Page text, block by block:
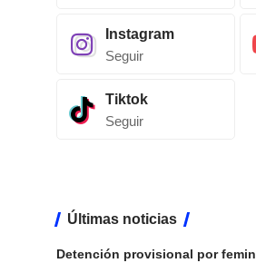
Instagram
Seguir
Tiktok
Seguir
Últimas noticias
Detención provisional por